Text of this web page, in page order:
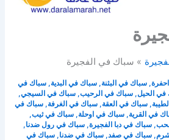
سباك في الفجيرة
,سباك في البثنة,سباك في البدية,سباك في
في الحيل,سباك في الرحيب,سباك في السيجي,
,سباك في العقة,سباك في الغرفة,سباك في
في القرية,سباك في اوحلة,سباك في ثيب,
,سباك في دبا الفجيرة,سباك في رول ضدنا,
,سباك في صفد,سباك في ضدنا,سباك في